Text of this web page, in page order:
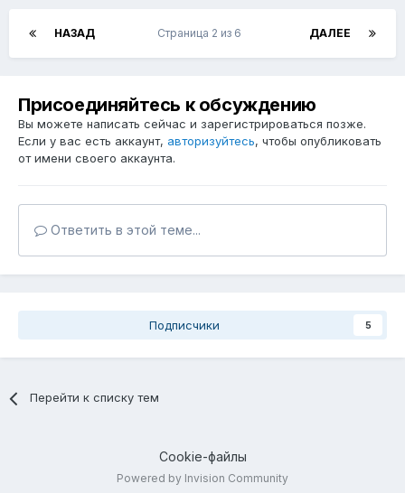
НАЗАД ДАЛЕЕ
Страница 2 из 6
Присоединяйтесь к обсуждению
Вы можете написать сейчас и зарегистрироваться позже.
Если у вас есть аккаунт, авторизуйтесь, чтобы опубликовать
от имени своего аккаунта.
Ответить в этой теме...
Подписчики 5
Перейти к списку тем
Cookie-файлы
Powered by Invision Community